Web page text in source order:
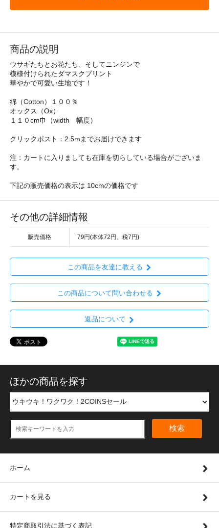
商品の説明
ウサギたちとお花たち、そしてニンジンで
模様付けられたダマスクプリント
華やかで可愛い生地です！
綿（Cotton）１００％
オックス（Ox）
１１０cm巾（width 幅度）
クリックポスト：2.5mまでお届けできます
注：カートに入りましても在庫を切らしている場合がございま
す。
下記の販売価格の表示は 10cmの価格です
その他の詳細情報
販売価格 79円(本体72円、税7円)
この商品を友達に教える
この商品について問い合わせる
返品について
ほかの商品を探す
検索
ホーム
カートを見る
特定商取引法に基づく表記